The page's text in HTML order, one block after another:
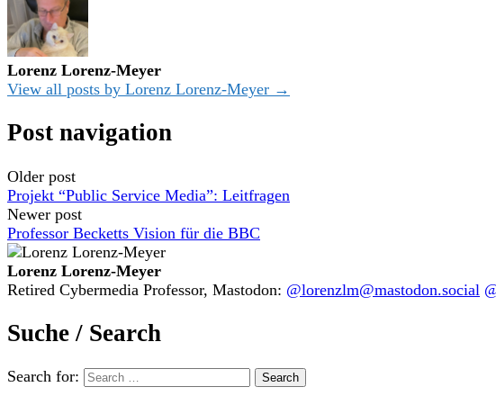
Lorenz Lorenz-Meyer
View all posts by Lorenz Lorenz-Meyer →
Post navigation
Older post
Projekt “Public Service Media”: Leitfragen
Newer post
Professor Becketts Vision für die BBC
Lorenz Lorenz-Meyer
Retired Cybermedia Professor, Mastodon: @lorenzlm@mastodon.social
Suche / Search
Search for: